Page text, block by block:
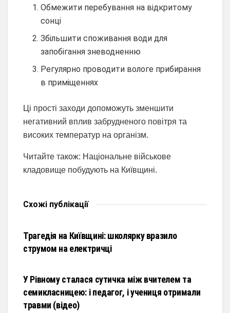
Обмежити перебування на відкритому
сонці
Збільшити споживання води для
запобігання зневодненню
Регулярно проводити вологе прибирання
в приміщеннях
Ці прості заходи допоможуть зменшити
негативний вплив забрудненого повітря та
високих температур на організм.
Читайте також: Національне військове
кладовище побудують на Київщині.
Схожі публікації
Трагедія на Київщині: школярку вразило
струмом на електричці
У Рівному сталася сутичка між вчителем та
семикласницею: і педагог, і учениця отримали
травми (відео)